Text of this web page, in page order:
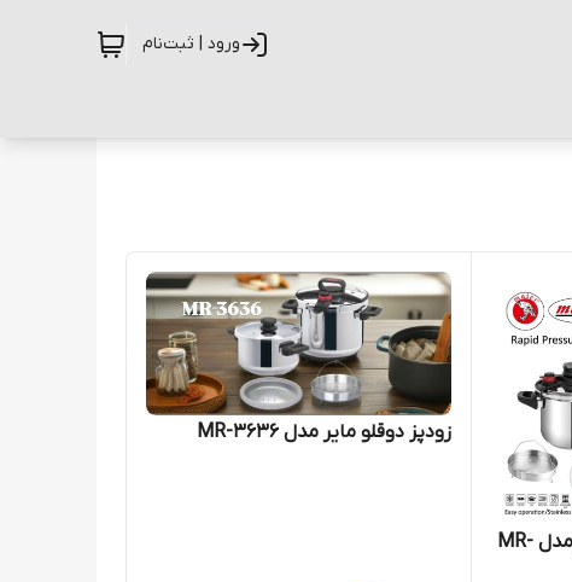
ورود | ثبت‌نام
زودپز کلیپسی 7/5 لیتر مایر مدل MR-
زودپز دوقلو مایر مدل MR-3636